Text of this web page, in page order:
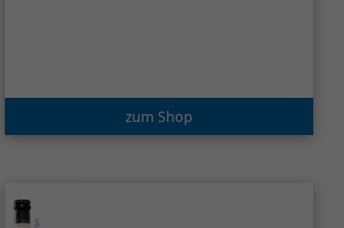
zum Shop